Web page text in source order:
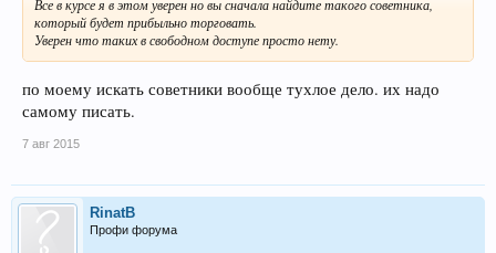
Все в курсе я в этом уверен но вы сначала найдите такого советника,
который будет прибыльно торговать.
Уверен что таких в свободном доступе просто нету.
по моему искать советники вообще тухлое дело. их надо
самому писать.
7 авг 2015
RinatB
Профи форума